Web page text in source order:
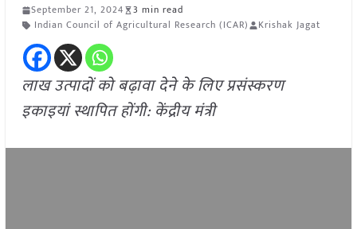
September 21, 2024
3 min read
Indian Council of Agricultural Research (ICAR)
Krishak Jagat
लाख उत्पादों को बढ़ावा देने के लिए प्रसंस्करण
इकाइयां स्थापित होंगी: केंद्रीय मंत्री